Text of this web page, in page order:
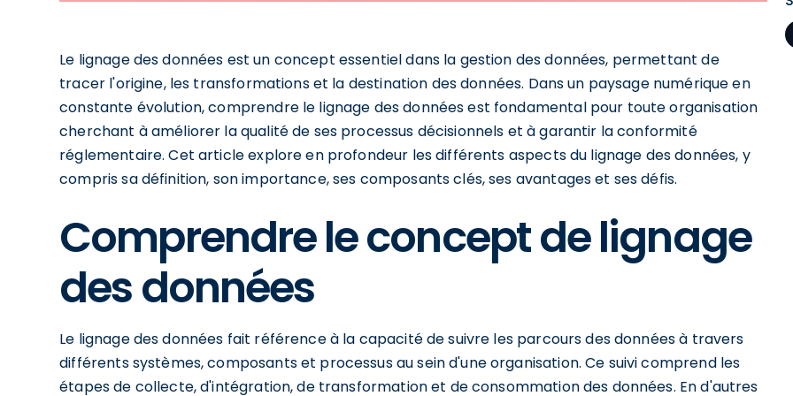
Le lignage des données est un concept essentiel dans la gestion des données, permettant de
tracer l'origine, les transformations et la destination des données. Dans un paysage numérique en
constante évolution, comprendre le lignage des données est fondamental pour toute organisation
cherchant à améliorer la qualité de ses processus décisionnels et à garantir la conformité
réglementaire. Cet article explore en profondeur les différents aspects du lignage des données, y
compris sa définition, son importance, ses composants clés, ses avantages et ses défis.
Comprendre le concept de lignage
des données
Le lignage des données fait référence à la capacité de suivre les parcours des données à travers
différents systèmes, composants et processus au sein d'une organisation. Ce suivi comprend les
étapes de collecte, d'intégration, de transformation et de consommation des données. En d'autres